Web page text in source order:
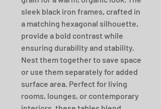
sleek black iron frames, crafted in
a matching hexagonal silhouette,
provide a bold contrast while
ensuring durability and stability.
Nest them together to save space
or use them separately for added
surface area. Perfect for living
rooms, lounges, or contemporary